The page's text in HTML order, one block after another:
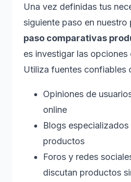
Una vez definidas tus
siguiente paso en nuestro
paso comparativas
es investigar las opciones
Utiliza fuentes confiables
Opiniones de
online
Blogs especializados
productos
Foros y redes
discutan productos